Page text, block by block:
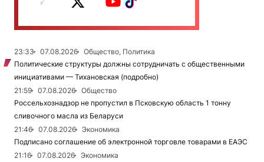
23:33 07.08.2026
Общество, Политика
Политические структуры должны сотрудничать с общественными
инициативами — Тихановская (подробно)
21:59
07.08.2026
Общество
Россельхознадзор не пропустил в Псковскую область 1 тонну
сливочного масла из Беларуси
21:46
07.08.2026
Экономика
Подписано соглашение об электронной торговле товарами в ЕАЭС
21:16
07.08.2026
Экономика